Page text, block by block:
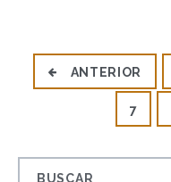
s
ANTERIOR
7